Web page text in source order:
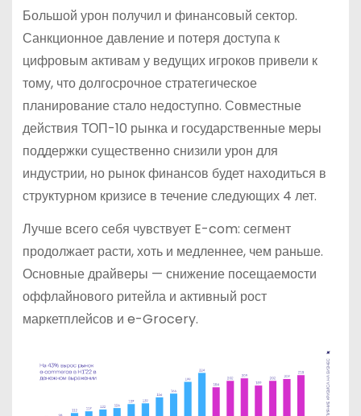
Большой урон получил и финансовый сектор.
Санкционное давление и потеря доступа к
цифровым активам у ведущих игроков привели к
тому, что долгосрочное стратегическое
планирование стало недоступно. Совместные
действия ТОП-10 рынка и государственные меры
поддержки существенно снизили урон для
индустрии, но рынок финансов будет находиться в
структурном кризисе в течение следующих 4 лет.
Лучше всего себя чувствует E-com: сегмент
продолжает расти, хоть и медленнее, чем раньше.
Основные драйверы — снижение посещаемости
оффлайнового ритейла и активный рост
маркетплейсов и e-Grocery.